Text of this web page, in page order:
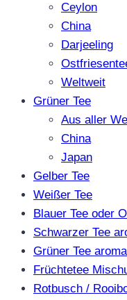
Ceylon
China
Darjeeling
Weltweit
Grüner Tee
Aus aller
China
Japan
Gelber Tee
Weißer Tee
Blauer Tee oder
Schwarzer Tee
Grüner Tee
Früchtetee
Rotbusch /